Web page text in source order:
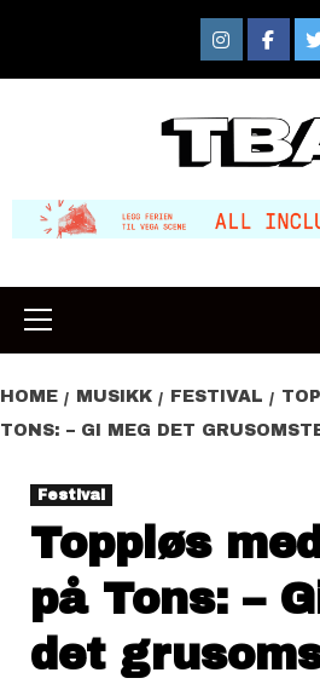
content
Instagram
Primary
Menu
HOME MUSIKK FESTIVAL
TONS: – GI MEG DET
Festival
Toppløs
på Tons: –
det